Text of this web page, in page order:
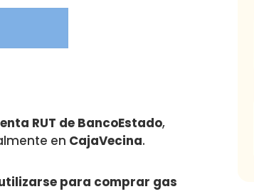
RUT de BancoEstado,
en CajaVecina.
para comprar gas